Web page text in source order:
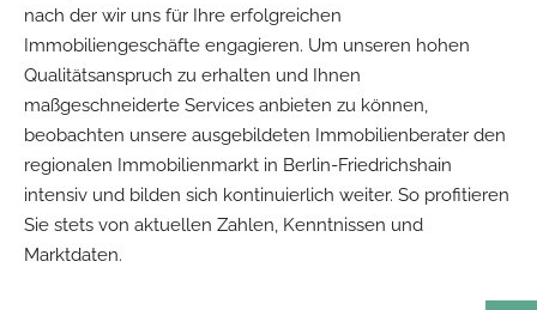
nach der wir uns für Ihre erfolgreichen
Immobiliengeschäfte engagieren. Um unseren hohen
Qualitätsanspruch zu erhalten und Ihnen
maßgeschneiderte Services anbieten zu können,
beobachten unsere ausgebildeten Immobilienberater den
regionalen Immobilienmarkt in Berlin-Friedrichshain
intensiv und bilden sich kontinuierlich weiter. So profitieren
Sie stets von aktuellen Zahlen, Kenntnissen und
Marktdaten.